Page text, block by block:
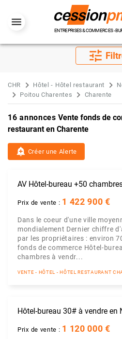
ENTREPRISES & COMMERCES -
tune
CHR Hôtel - Hôtel restaurant
Poitou Charentes
Charente
16 annoncesVente fonds de
restaurant en Charente
add_alert Créer une Alerte
AV Hôtel-bureau +50
Prix de vente : 1 422 900 €
Dans le coeur d'une ville
mondialement Dernier chiffre
par les propriétaires : environ
fonds de commerce Hôtel-
chambres à vendr...
VENTE - HÔTEL - HÔTEL RESTAURANT
Hôtel-bureau 30# à vendre en
Prix de vente : 1 120 000 €